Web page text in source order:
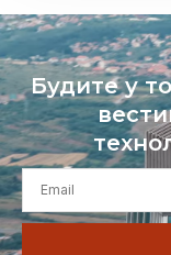
Будите у